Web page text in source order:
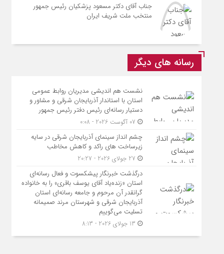
جناب آقای دکتر مسعود پزشکیان رئیس جمهور
منتخب ملت شریف ایران
رسانه های دیگر
نشست هم اندیشی مدیریان روابط عمومی
استان با استاندار آذربایجان شرقی و مشاور و
دستیار رسانه‌ای رئیس دفتر رئیس جمهور
چشم انداز سینمای آذربایجان شرقی در سایه
زیرساخت های راکد و کاهش مخاطب
درگذشت خبرنگار پیشکسوت و فعال رسانه‌ای
استان «زنده‌یاد آقای یوسف باقری» را به خانواده
گرانقدر آن مرحوم و جامعه رسانه‌ای استان
آذربایجان شرقی و شهرستان مرند صمیمانه
تسلیت می‌گوییم